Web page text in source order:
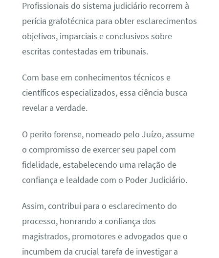
Profissionais do sistema judiciário recorrem à
perícia grafotécnica para obter esclarecimentos
objetivos, imparciais e conclusivos sobre
escritas contestadas em tribunais.
Com base em conhecimentos técnicos e
científicos especializados, essa ciência busca
revelar a verdade.
O perito forense, nomeado pelo Juízo, assume
o compromisso de exercer seu papel com
fidelidade, estabelecendo uma relação de
confiança e lealdade com o Poder Judiciário.
Assim, contribui para o esclarecimento do
processo, honrando a confiança dos
magistrados, promotores e advogados que o
incumbem da crucial tarefa de investigar a